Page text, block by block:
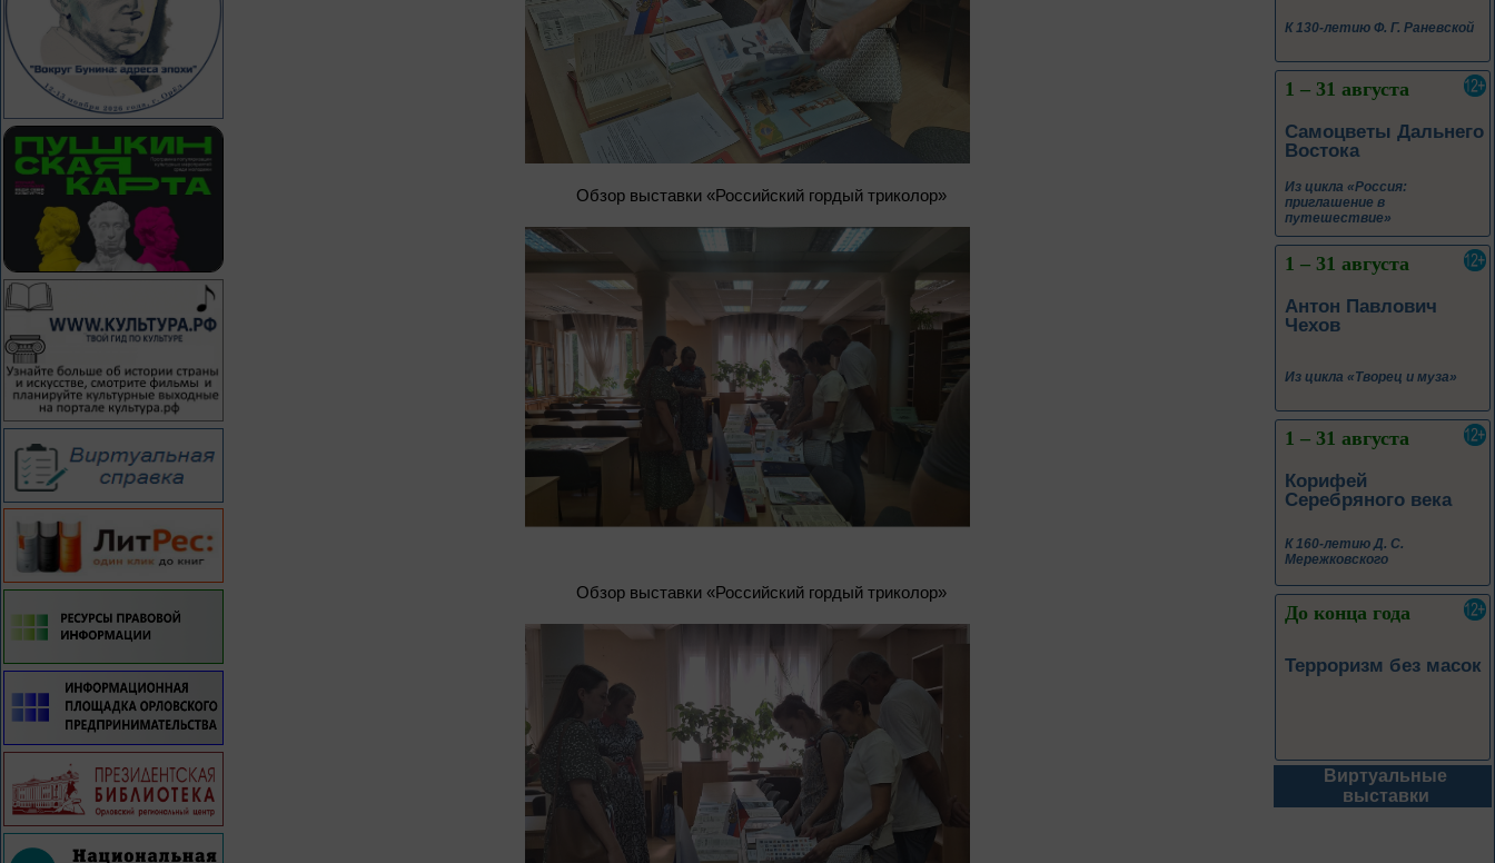
Обзор выставки «Российский гордый триколор»
Обзор выставки «Российский гордый триколор»
Самоцветы Дальнего
Из цикла «Россия:
путешествие»
1 – 31 августа
Антон Павлович
Корифей
К 160-летию Д. С.
Терроризм без масок
Народов много –
страна одна
Виртуальные
выставки